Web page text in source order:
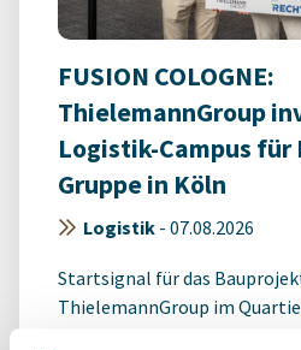
FUSION COLOGNE:
ThielemannGroup
Logistik-Campus für
Gruppe in Köln
Logistik - 07.08.2026
Startsignal für das
ThielemannGroup im
der Häfen und Güterverkehr